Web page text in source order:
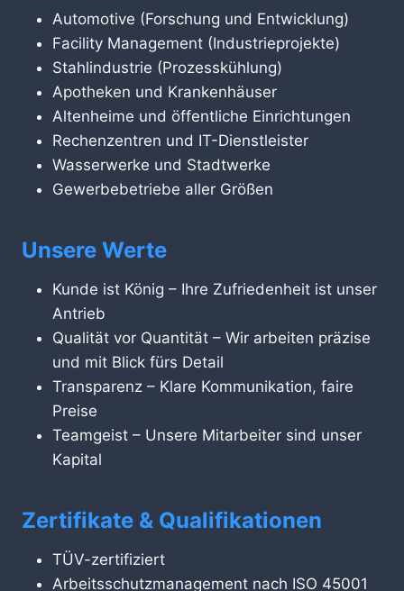
Automotive (Forschung und Entwicklung)
Facility Management (Industrieprojekte)
Stahlindustrie (Prozesskühlung)
Apotheken und Krankenhäuser
Altenheime und öffentliche Einrichtungen
Rechenzentren und IT-Dienstleister
Wasserwerke und Stadtwerke
Gewerbebetriebe aller Größen
Unsere Werte
Kunde ist König – Ihre Zufriedenheit ist unser
Antrieb
Qualität vor Quantität – Wir arbeiten präzise
und mit Blick fürs Detail
Transparenz – Klare Kommunikation, faire
Preise
Teamgeist – Unsere Mitarbeiter sind unser
Kapital
Zertifikate & Qualifikationen
TÜV-zertifiziert
Arbeitsschutzmanagement nach ISO 45001